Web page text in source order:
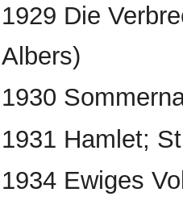
1929 Die
Albers)
1930
1931 Hamlet;
1934 Ewiges